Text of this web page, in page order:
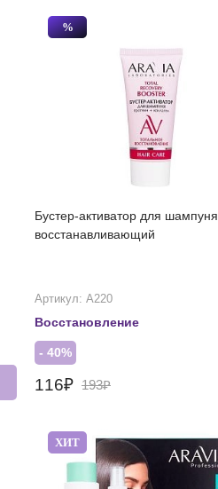
%
Бустер-активатор для шампуня
восстанавливающий
Артикул: А220
Восстановление
- 40%
116₽ 193₽
ХИТ